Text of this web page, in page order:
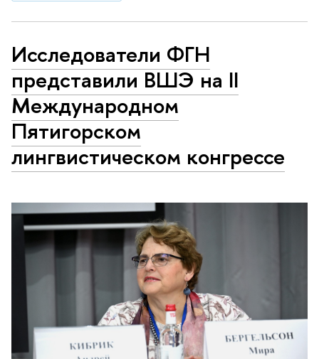
Исследователи ФГН
представили ВШЭ на II
Международном
Пятигорском
лингвистическом конгрессе